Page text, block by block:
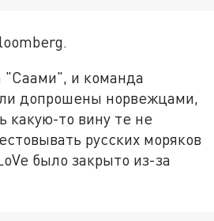
"Саами", и команда
допрошены норвежцами,
какую-то вину те не
русских моряков
было закрыто из-за